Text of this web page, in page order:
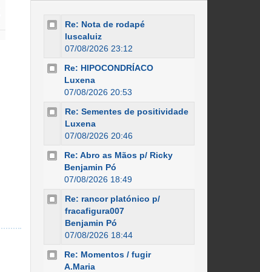
Re: Nota de rodapé
luscaluiz
07/08/2026 23:12
Re: HIPOCONDRÍACO
Luxena
07/08/2026 20:53
Re: Sementes de positividade
Luxena
07/08/2026 20:46
Re: Abro as Mãos p/ Ricky
Benjamin Pó
07/08/2026 18:49
Re: rancor platónico p/
fracafigura007
Benjamin Pó
07/08/2026 18:44
Re: Momentos / fugir
A.Maria